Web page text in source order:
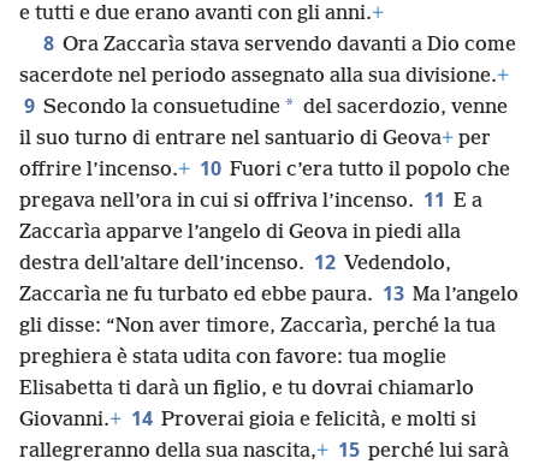
e tutti e due erano avanti con gli anni.+
8 Ora Zaccarìa stava servendo davanti a Dio come
sacerdote nel periodo assegnato alla sua divisione.+
9 Secondo la consuetudine * del sacerdozio, venne
il suo turno di entrare nel santuario di Geova+ per
offrire l’incenso.+ 10 Fuori c’era tutto il popolo che
pregava nell’ora in cui si offriva l’incenso. 11 E a
Zaccarìa apparve l’angelo di Geova in piedi alla
destra dell’altare dell’incenso. 12 Vedendolo,
Zaccarìa ne fu turbato ed ebbe paura. 13 Ma l’angelo
gli disse: “Non aver timore, Zaccarìa, perché la tua
preghiera è stata udita con favore: tua moglie
Elisabetta ti darà un figlio, e tu dovrai chiamarlo
Giovanni.+ 14 Proverai gioia e felicità, e molti si
rallegreranno della sua nascita,+ 15 perché lui sarà